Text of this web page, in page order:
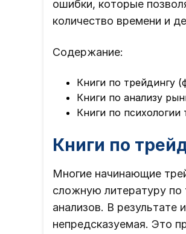
ошибки, которые
количество времени и
Содержание:
Книги по трейдингу
Книги по анализу
Книги по психологии
Книги по
Многие начинающие
сложную литературу по
анализов. В результате
непредсказуемая. Это